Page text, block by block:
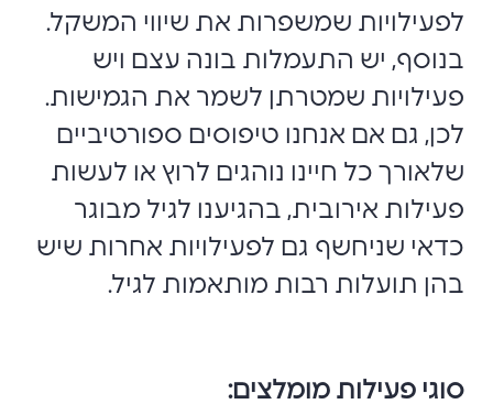
לפעילויות שמשפרות את שיווי המשקל.
בנוסף, יש התעמלות בונה עצם ויש
פעילויות שמטרתן לשמר את הגמישות.
לכן, גם אם אנחנו טיפוסים ספורטיביים
שלאורך כל חיינו נוהגים לרוץ או לעשות
פעילות אירובית, בהגיענו לגיל מבוגר
כדאי שניחשף גם לפעילויות אחרות שיש
בהן תועלות רבות מותאמות לגיל.
סוגי פעילות מומלצים: